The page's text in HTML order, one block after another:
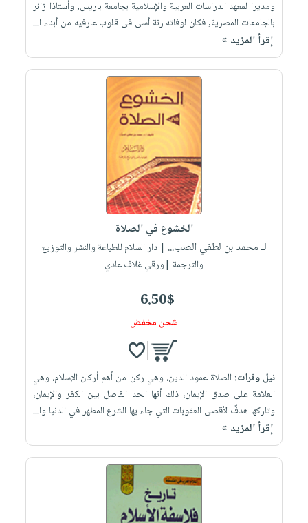
ومديرا لمعهد الدراسات العربية والإسلامية بجامعة باريس, وأستاذا زائر
بالجامعات المصرية, فكان لوفاته رنة أسى فى قلوب عارفيه من أبناء ا...
إقرأ المزيد »
الخشوع في الصلاة
لـ محمد بن لطفي الصب... | دار السلام للطباعة والنشر والتوزيع
والترجمة |ورقي غلاف عادي
6.50$
شحن مخفض
نيل وفرات: الصلاة عمود الدين، وهي ركن من أهم أركان الإسلام، وهي
العلامة على صدق الإيمان، ذلك أنها الحد الفاصل بين الكفر والإيمان،
وتاركها هدفٌ لأقصى العقوبات التي جاء بها الشرع المطهر في الدنيا وا...
إقرأ المزيد »